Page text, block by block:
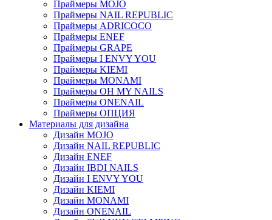
Праймеры MOJO
Праймеры NAIL REPUBLIC
Праймеры ADRICOCO
Праймеры ENEF
Праймеры GRAPE
Праймеры I ENVY YOU
Праймеры KIEMI
Праймеры MONAMI
Праймеры OH MY NAILS
Праймеры ONENAIL
Праймеры ОПЦИЯ
Материалы для дизайна
Дизайн MOJO
Дизайн NAIL REPUBLIC
Дизайн ENEF
Дизайн IBDI NAILS
Дизайн I ENVY YOU
Дизайн KIEMI
Дизайн MONAMI
Дизайн ONENAIL